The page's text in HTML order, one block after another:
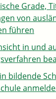
Grade,
von
führen
in und
bildende